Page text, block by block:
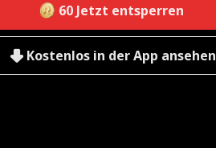
60 Jetzt entsperren
Kostenlos in der App ansehen